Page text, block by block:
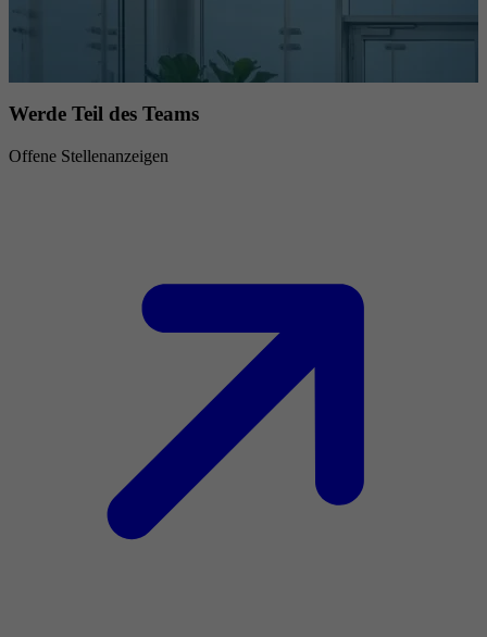
Werde Teil des Teams
Offene Stellenanzeigen